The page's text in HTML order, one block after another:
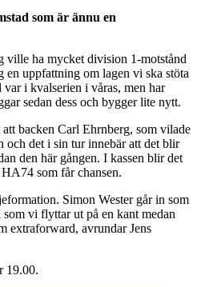
som är ännu en
ville ha mycket division 1-motstånd
en uppfattning om lagen vi ska stöta
var i kvalserien i våras, men har
sedan dess och bygger lite nytt.
backen Carl Ehrnberg, som vilade
det i sin tur innebär att det blir
den här gången. I kassen blir det
som får chansen.
Simon Wester går in som
vi flyttar ut på en kant medan
extraforward, avrundar Jens
19.00.